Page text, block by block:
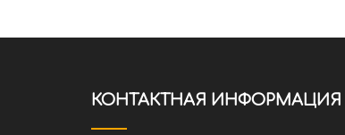
КОНТАКТНАЯ ИНФОРМАЦИЯ